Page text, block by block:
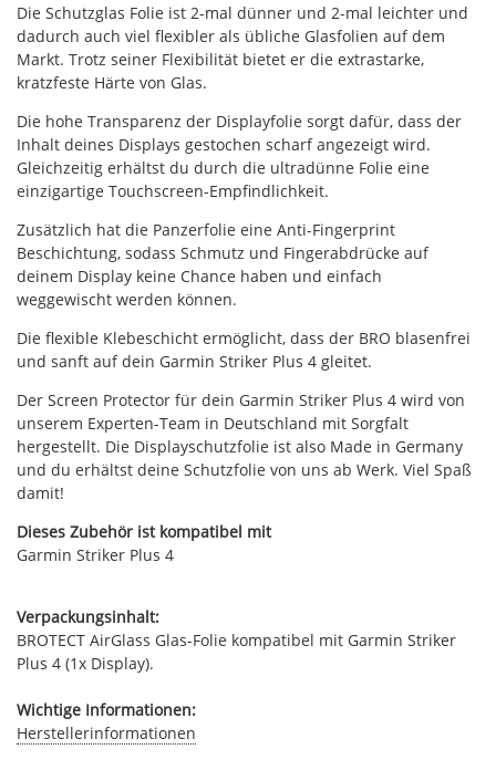
Die Schutzglas Folie ist 2-mal dünner und 2-mal leichter und
dadurch auch viel flexibler als übliche Glasfolien auf dem
Markt. Trotz seiner Flexibilität bietet er die extrastarke,
kratzfeste Härte von Glas.
Die hohe Transparenz der Displayfolie sorgt dafür, dass der
Inhalt deines Displays gestochen scharf angezeigt wird.
Gleichzeitig erhältst du durch die ultradünne Folie eine
einzigartige Touchscreen-Empfindlichkeit.
Zusätzlich hat die Panzerfolie eine Anti-Fingerprint
Beschichtung, sodass Schmutz und Fingerabdrücke auf
deinem Display keine Chance haben und einfach
weggewischt werden können.
Die flexible Klebeschicht ermöglicht, dass der BRO blasenfrei
und sanft auf dein Garmin Striker Plus 4 gleitet.
Der Screen Protector für dein Garmin Striker Plus 4 wird von
unserem Experten-Team in Deutschland mit Sorgfalt
hergestellt. Die Displayschutzfolie ist also Made in Germany
und du erhältst deine Schutzfolie von uns ab Werk. Viel Spaß
damit!
Dieses Zubehör ist kompatibel mit
Garmin Striker Plus 4
Verpackungsinhalt:
BROTECT AirGlass Glas-Folie kompatibel mit Garmin Striker
Plus 4 (1x Display).
Wichtige Informationen:
Herstellerinformationen